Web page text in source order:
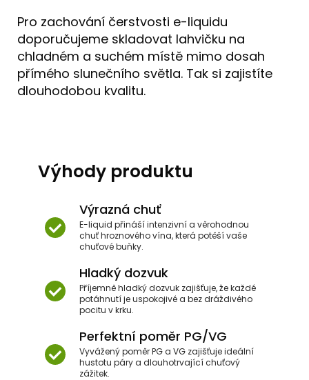
Pro zachování čerstvosti e-liquidu
doporučujeme skladovat lahvičku na
chladném a suchém místě mimo dosah
přímého slunečního světla. Tak si zajistíte
dlouhodobou kvalitu.
Výhody produktu
Výrazná chuť
E-liquid přináší intenzivní a věrohodnou
chuť hroznového vína, která potěší vaše
chuťové buňky.
Hladký dozvuk
Příjemně hladký dozvuk zajišťuje, že každé
potáhnutí je uspokojivé a bez dráždivého
pocitu v krku.
Perfektní poměr PG/VG
Vyvážený poměr PG a VG zajišťuje ideální
hustotu páry a dlouhotrvající chuťový
zážitek.